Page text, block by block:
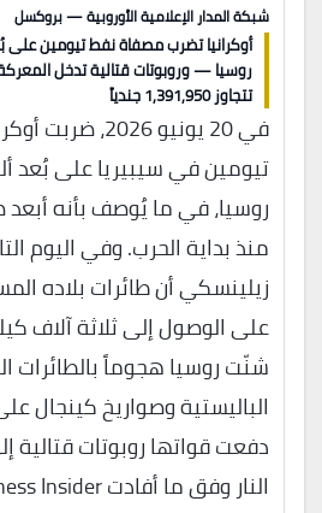
شبكة المدار الإعلامية الأوروبية — بروكسل
روسيا — وروبوتات قتالية تدخل
تتجاوز 1,391,950 جندياً
في 20 يونيو
تيومين في سيبيريا على بُعد
روسيا، في ما يُوصف بأنه
منذ بداية الحرب. وفي اليوم
زيلينسكي أن طائرات بلاده
على الوصول إلى ثلاثة آلاف
شنّت روسيا هجوماً بالطائرات
الباليستية وصواريخ كينجال
دفعت قواتها روبوتات